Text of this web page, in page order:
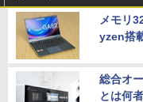
メモリ
yzen搭
総合オ
とは何